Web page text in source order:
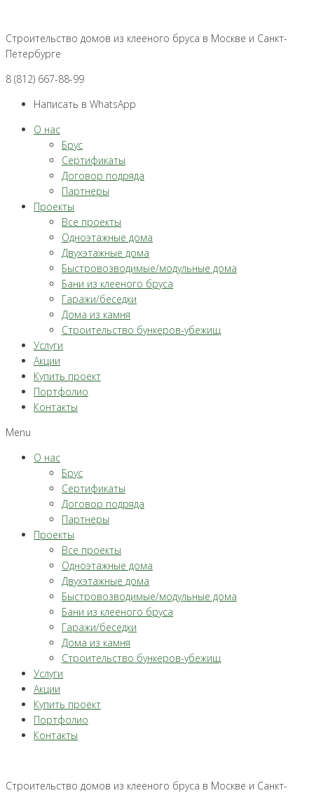
контенту
Строительство домов из клееного бруса в Москве и Санкт-
Петербурге
8 (812) 667-88-99
Написать в WhatsApp
О нас
Брус
Сертификаты
Договор подряда
Партнеры
Проекты
Все проекты
Одноэтажные дома
Двухэтажные дома
Быстровозводимые/модульные дома
Бани из клееного бруса
Гаражи/беседки
Дома из камня
Строительство бункеров-убежищ
Услуги
Акции
Купить проект
Портфолио
Контакты
Menu
О нас
Брус
Сертификаты
Договор подряда
Партнеры
Проекты
Все проекты
Одноэтажные дома
Двухэтажные дома
Быстровозводимые/модульные дома
Бани из клееного бруса
Гаражи/беседки
Дома из камня
Строительство бункеров-убежищ
Услуги
Акции
Купить проект
Портфолио
Контакты
Строительство домов из клееного бруса в Москве и Санкт-